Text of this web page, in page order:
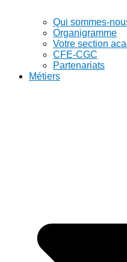
Qui sommes-
Organigramme
Votre section
CFE-CGC
Partenariats
Métiers